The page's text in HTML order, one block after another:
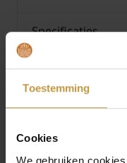
Toestemming
Cookies
We gebruiken
Specificaties
Over Seiko